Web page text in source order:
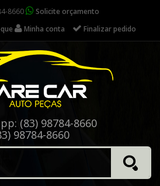
8660
Solicite orçamento
Minha conta Finalizar pedido
(83) 98784-8660
98784-8660